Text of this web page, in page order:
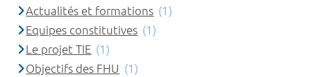
Actualités et formations (1)
Equipes constitutives (1)
Le projet TIE (1)
Objectifs des FHU (1)